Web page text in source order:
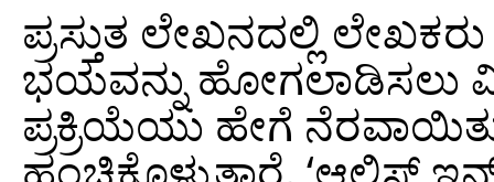
ಪ್ರಸ್ತುತ ಲೇಖನದಲ್ಲಿ ಲೇಖಕರು
ಭಯವನ್ನು ಹೋಗಲಾಡಿಸಲು
ಪ್ರಕ್ರಿಯೆಯು ಹೇಗೆ
ಹಂಚಿಕೊಳ್ಳುತ್ತಾರೆ. ‘ಆಲಿಸ್